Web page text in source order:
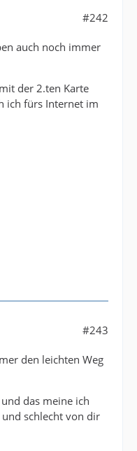
#242
auch noch immer
der 2.ten Karte
ich fürs Internet im
#243
den leichten Weg
das meine ich
schlecht von dir